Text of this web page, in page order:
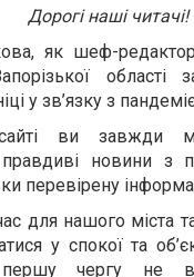
Дорогі наші читачі!
як шеф-
області
у зв’язку з
ви завжди
правдиві новини з
перевірену
для нашого міста
у спокої та
чергу не